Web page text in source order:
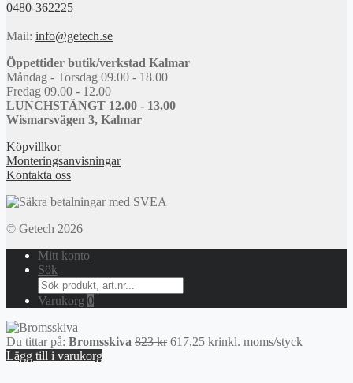
0480-362225
Mail: info@getech.se
Öppettider butik/verkstad Kalmar
Måndag - Torsdag 09.00 - 18.00
Fredag 09.00 - 12.00
LUNCHSTÄNGT 12.00 - 13.00
Wismarsvägen 3, Kalmar
Köpvillkor
Monteringsanvisningar
Kontakta oss
© Getech 2026
Mitt konto
Sök
Search
for:
Varukorg 0
Du tittar på: Bromsskiva 823kr Det
617,25 krDet
inkl. moms/styck
Lägg till i varukorg